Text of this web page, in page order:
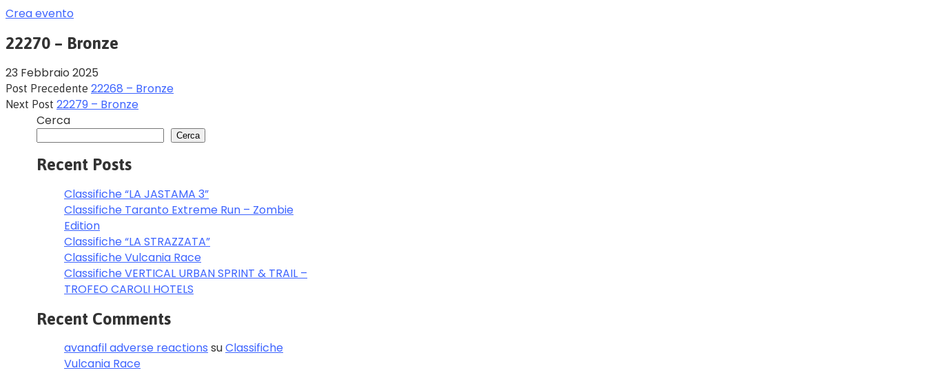
Crea evento
22270 – Bronze
23 Febbraio 2025
Post Precedente 22268 – Bronze
Next Post 22279 – Bronze
Cerca
Cerca
Recent Posts
Classifiche “LA JASTAMA 3”
Classifiche Taranto Extreme Run – Zombie
Edition
Classifiche “LA STRAZZATA”
Classifiche Vulcania Race
Classifiche VERTICAL URBAN SPRINT & TRAIL –
TROFEO CAROLI HOTELS
Recent Comments
avanafil adverse reactions suClassifiche
Vulcania Race